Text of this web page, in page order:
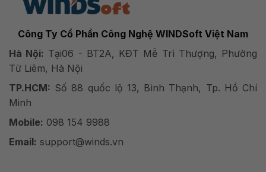
Công Ty Cổ Phần Công Nghệ WINDSoft Việt Nam
Hà Nội: Tại06 - BT2A, KĐT Mễ Trì Thượng, Phường
Từ Liêm, Hà Nội
TP.HCM: Số 88 quốc lộ 13, Bình Thạnh, Tp. Hồ Chí
Minh
Mobile: 098 154 9988
Email: support@winds.vn